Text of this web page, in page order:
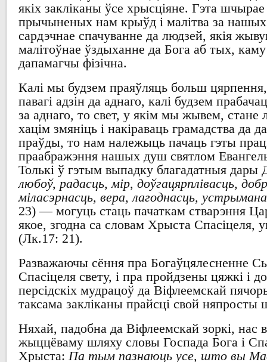
якіх закліканы ўсе хрысціяне.Гэта шчырае
прычыненых нам крыўд і малітва за
сардэчнае спачуванне да людзей, якія
малітоўнае ўздыханне да Бога аб тых,
дапамагчы фізічна.
Калі мы будзем праяўляць больш цярпення
павагі адзін да аднаго,калі будзем
за аднаго, тосвет,у якім мы жывем,стане
хацім змяніць і накіраваць грамадства да
праўды, то намналежыць пачаць гэты
праабражэння нашых душсвятлом
Толькі ў гэтым выпадку благадатныя дары
любоў, радасць, мір, доўгацярплівасць,
міласэрнасць, вера, лагоднасць,
23) —могуць стаць пачаткам стварэння
якое,згодна са словам Хрыста Спасіцеля,
(Лк.17: 21).
Разважаючы сёння пра Богаўцялесненне
Спасіцеля свету,і пра пройдзены цяжкі і
персідскіх мудрацоў да Віфлеемскай
таксама закліканы прайсці свой няпросты
Няхай,падобна да Віфлеемскай зоркі, нас
жыццёваму шляху словы Госпада Бога і
Хрыста:Па тым пазнаюць усе, што вы Мае